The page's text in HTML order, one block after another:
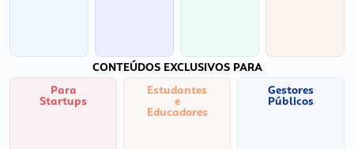
CONTEÚDOS EXCLUSIVOS PARA
Para
Startups
Estudantes
e
Educadores
Gestores
Públicos